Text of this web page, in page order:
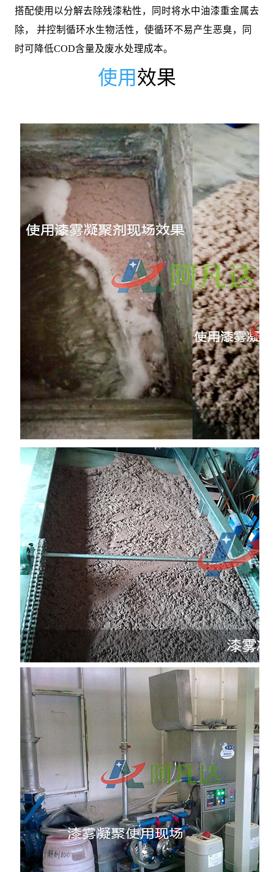
搭配使用以分解去除残漆粘性，同时将水中油漆重金属去
除， 并控制循环水生物活性，使循环不易产生恶臭，同
时可降低COD含量及废水处理成本。
使用效果